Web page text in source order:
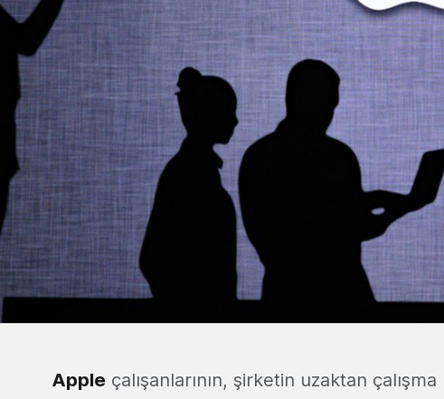
Apple çalışanlarının, şirketin uzaktan